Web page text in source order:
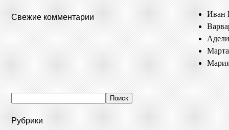
Свежие комментарии
Иван
Марта
Рубрики